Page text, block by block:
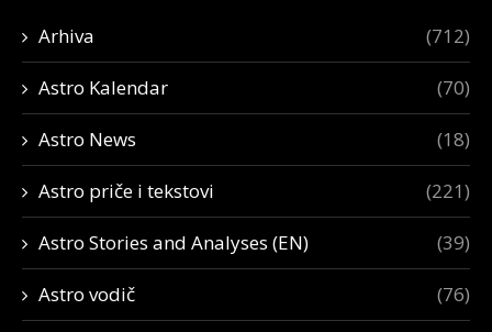
Arhiva (712)
Astro Kalendar (70)
Astro News (18)
Astro priče i tekstovi (221)
Astro Stories and Analyses (EN) (39)
Astro vodič (76)